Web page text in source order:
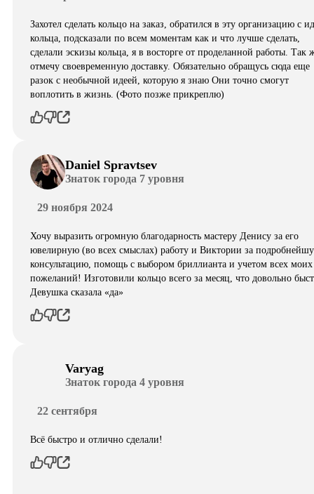
Захотел сделать кольцо на заказ, обратился в эту организацию с
кольца, подсказали по всем моментам как и что лучше сделать,
сделали эскизы кольца, я в восторге от проделанной работы. Так
отмечу своевременную доставку. Обязательно обращусь сюда еще
разок с необычной идеей, которую я знаю Они точно смогут
воплотить в жизнь. (Фото позже прикреплю)
Daniel Spravtsev
Знаток города 7 уровня
29 ноября 2024
Хочу выразить огромную благодарность мастеру Денису за его
ювелирную (во всех смыслах) работу и Виктории за
консультацию, помощь с выбором бриллианта и учетом всех моих
пожеланий! Изготовили кольцо всего за месяц, что довольно
Девушка сказала «да»
Varyag
Знаток города 4 уровня
22 сентября
Всё быстро и отлично сделали!